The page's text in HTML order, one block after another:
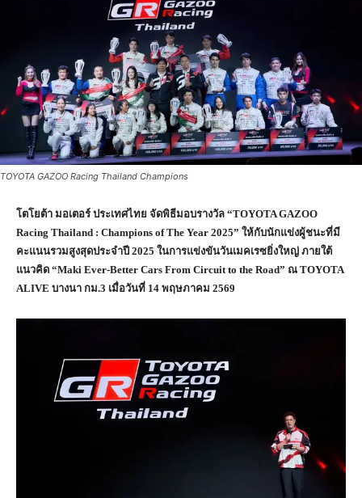
TOYOTA GAZOO Racing Thailand Champions
โตโยต้า มอเตอร์ ประเทศไทย จัดพิธีมอบรางวัล “TOYOTA GAZOO
Racing Thailand : Champions of The Year 2025” ให้กับนักแข่งผู้ชนะที่มี
คะแนนรวมสูงสุดประจำปี 2025 ในการแข่งขันวันเมคเรซยิ่งใหญ่ ภายใต้
แนวคิด “Maki Ever-Better Cars From Circuit to the Road” ณ TOYOTA
ALIVE บางนา กม.3 เมื่อวันที่ 14 พฤษภาคม 2569